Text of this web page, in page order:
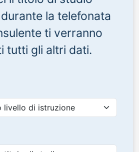
la telefonata
ti verranno
tutti gli altri dati.